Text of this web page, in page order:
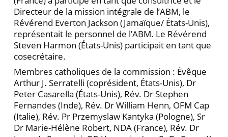
Directeur de la mission intégrale de l’ABM, le
Révérend Everton Jackson (Jamaïque/ États-Unis),
représentait le personnel de l’ABM. Le Révérend
Steven Harmon (États-Unis) participait en tant que
cosecrétaire.
Membres catholiques de la commission : Évêque
Arthur J. Serratelli (coprésident, États-Unis), Dr
Peter Casarella (États-Unis), Rév. Dr Stephen
Fernandes (Inde), Rév. Dr William Henn, OFM Cap
(Italie), Rév. Pr Przemyslaw Kantyka (Pologne), Sr
Dr Marie-Hélène Robert, NDA (France), Rév. Dr